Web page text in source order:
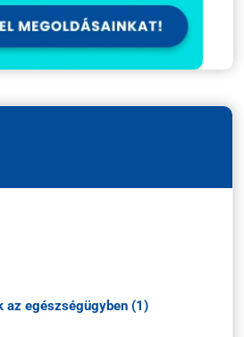
az egészségügyben (1)